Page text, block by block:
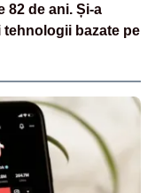
82 de ani. Și-a
bazate pe